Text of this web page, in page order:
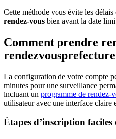
Cette méthode vous évite les
rendez-vous bien avant la date
Comment prendre
La configuration de votre compte
minutes pour une surveillance
incluant un programme de rendez-
utilisateur avec une interface claire
Étapes d’inscription faciles